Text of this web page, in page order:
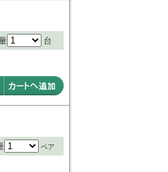
台
ペア